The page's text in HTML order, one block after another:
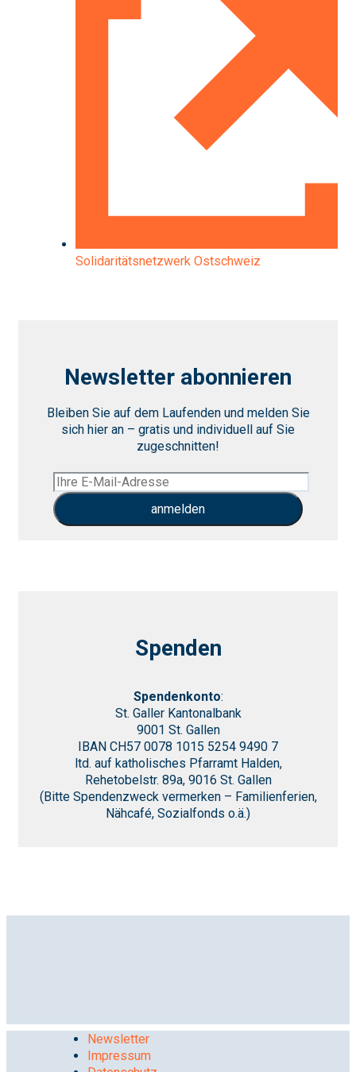
Solidaritätsnetzwerk Ostschweiz
Newsletter abonnieren
Bleiben Sie auf dem Laufenden und melden Sie
sich hier an – gratis und individuell auf Sie
zugeschnitten!
Spenden
Spendenkonto:
St. Galler Kantonalbank
9001 St. Gallen
IBAN CH57 0078 1015 5254 9490 7
ltd. auf katholisches Pfarramt Halden,
Rehetobelstr. 89a, 9016 St. Gallen
(Bitte Spendenzweck vermerken – Familienferien,
Nähcafé, Sozialfonds o.ä.)
Newsletter
Impressum